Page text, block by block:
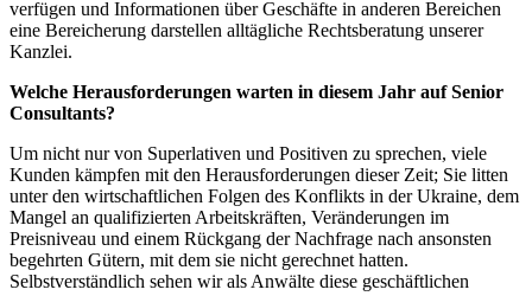
verfügen und Informationen über Geschäfte in anderen Bereichen
eine Bereicherung darstellen alltägliche Rechtsberatung unserer
Kanzlei.
Welche Herausforderungen warten in diesem Jahr auf Senior
Consultants?
Um nicht nur von Superlativen und Positiven zu sprechen, viele
Kunden kämpfen mit den Herausforderungen dieser Zeit; Sie litten
unter den wirtschaftlichen Folgen des Konflikts in der Ukraine, dem
Mangel an qualifizierten Arbeitskräften, Veränderungen im
Preisniveau und einem Rückgang der Nachfrage nach ansonsten
begehrten Gütern, mit dem sie nicht gerechnet hatten.
Selbstverständlich sehen wir als Anwälte diese geschäftlichen